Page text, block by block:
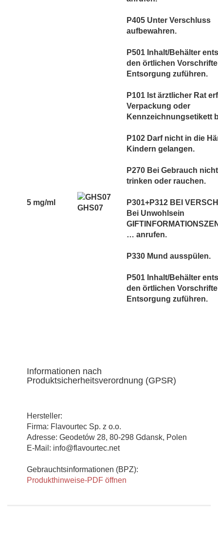
P405 Unter Verschluss
aufbewahren.
P501 Inhalt/Behälter
den örtlichen
Entsorgung zuführen.
5 mg/ml
GHS07
P101 Ist ärztlicher Rat
Verpackung oder
Kennzeichnungsetikett
P102 Darf nicht in die
Kindern gelangen.
P270 Bei Gebrauch
trinken oder rauchen.
P301+P312 BEI
Bei Unwohlsein
… anrufen.
P330 Mund ausspülen.
P501 Inhalt/Behälter
den örtlichen
Entsorgung zuführen.
Informationen nach
Produktsicherheitsverordnung (GPSR)
Hersteller:
Firma: Flavourtec Sp. z o.o.
Adresse: Geodetów 28, 80-298 Gdansk, Polen
E-Mail: info@flavourtec.net
Gebrauchtsinformationen (BPZ):
Produkthinweise-PDF öffnen